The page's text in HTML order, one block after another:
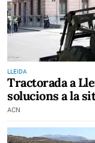
LLEIDA
Tractorada a
solucions a la
ACN